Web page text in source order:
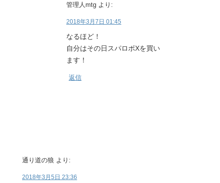
管理人mtg より:
2018年3月7日 01:45
なるほど！
自分はその日スパロボXを買い
ます！
返信
通り道の狼 より:
2018年3月5日 23:36